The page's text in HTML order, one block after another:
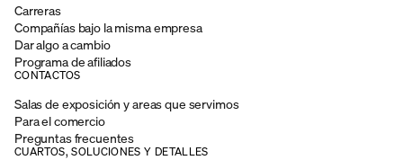
Carreras
Compañías bajo la misma empresa
Dar algo a cambio
Programa de afiliados
CONTACTOS
Salas de exposición y areas que servimos
Para el comercio
Preguntas frecuentes
CUARTOS, SOLUCIONES Y DETALLES